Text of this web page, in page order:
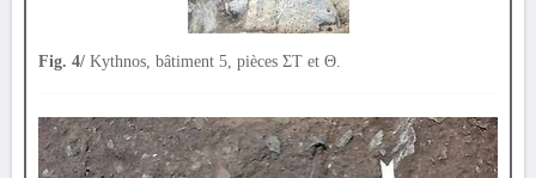
Fig. 4/ Kythnos, bâtiment 5, pièces ΣΤ et Θ.